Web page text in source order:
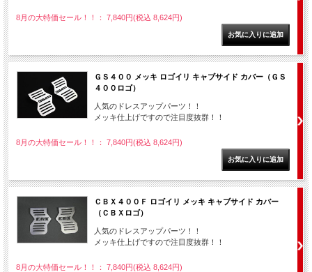
8月の大特価セール！！： 7,840円(税込 8,624円)
ＧＳ４００ メッキ ロゴイリ キャブサイド カバー（ＧＳ
４００ロゴ）
人気のドレスアップパーツ！！
メッキ仕上げですので注目度抜群！！
8月の大特価セール！！： 7,840円(税込 8,624円)
ＣＢＸ４００Ｆ ロゴイリ メッキ キャブサイド カバー
（ＣＢＸロゴ）
人気のドレスアップパーツ！！
メッキ仕上げですので注目度抜群！！
8月の大特価セール！！： 7,840円(税込 8,624円)